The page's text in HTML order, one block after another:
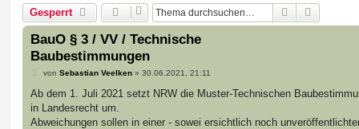
Gesperrt Suche
BauO § 3 / VV / Technische
Baubestimmungen
B
i
a
von Sebastian Veelken» 30.06.2021, 21:11
Ab dem 1. Juli 2021 setzt NRW die Muster-Technischen
in Landesrecht um.
Abweichungen sollen in einer - sowei ersichtlich noch